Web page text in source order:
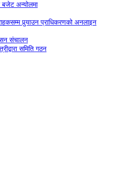
बजेट अन्योलमा
पुर्‍याउन प्राधिकरणको अनलाइन
संचालन
समिति गठन